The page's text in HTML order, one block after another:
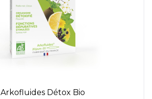
Arkofluides Détox Bio